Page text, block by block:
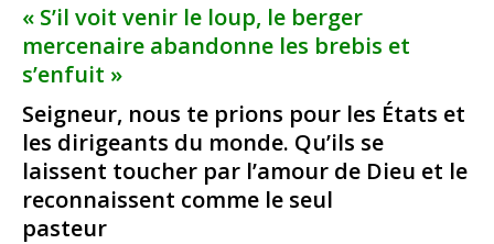
« S’il voit venir le loup, le berger
mercenaire abandonne les brebis et
s’enfuit »
Seigneur, nous te prions pour les États et
les dirigeants du monde. Qu’ils se
laissent toucher par l’amour de Dieu et le
reconnaissent comme le seul
pasteur